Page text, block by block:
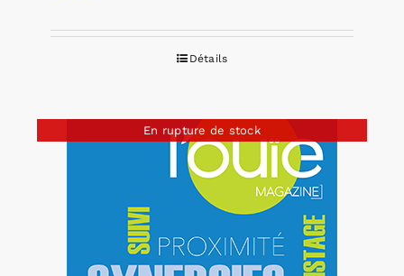
Détails
En rupture de stock